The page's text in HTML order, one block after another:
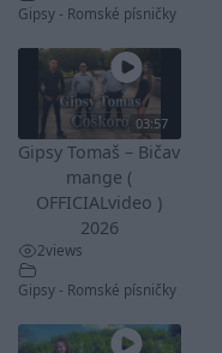
Gipsy - Romské písničky
03:57
Gipsy Tomaš – Bičav
mange (
OFFICIALvideo )
2026
2views
Gipsy - Romské písničky